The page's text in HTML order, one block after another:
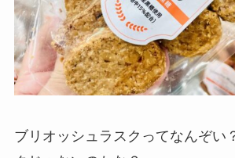
ブリオッシュラスクってなんぞい